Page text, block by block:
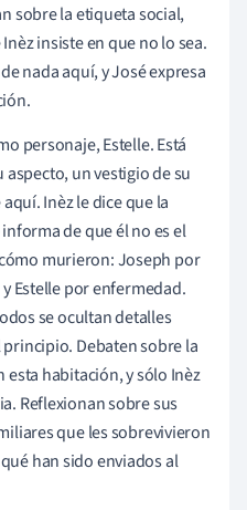
sobre la etiqueta social,
insiste en que no lo sea.
nada aquí, y José expresa
personaje, Estelle. Está
un vestigio de su
Inèz le dice que la
de que él no es el
murieron: Joseph por
Estelle por enfermedad.
se ocultan detalles
Debaten sobre la
habitación, y sólo Inèz
Reflexionan sobre sus
que les sobrevivieron
han sido enviados al